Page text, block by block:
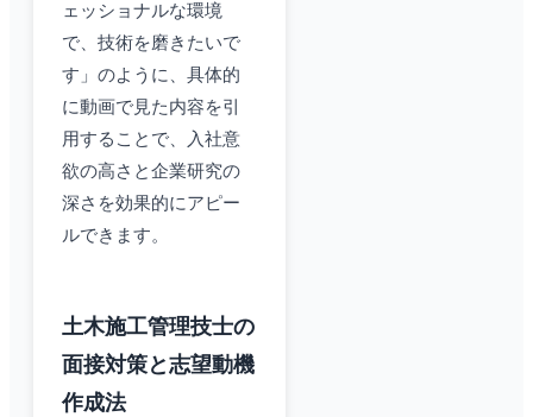
ェッショナルな環境
で、技術を磨きたいで
す」のように、具体的
に動画で見た内容を引
用することで、入社意
欲の高さと企業研究の
深さを効果的にアピー
ルできます。
土木施工管理技士の
面接対策と志望動機
作成法